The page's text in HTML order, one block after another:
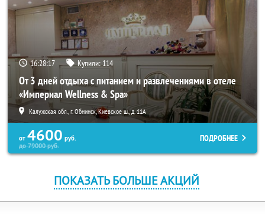
16:28:17 Купили:114
От 3 дней отдыха с питанием и развлечениями в отеле
«Империал Wellness & Spa»
Калужская обл., г. Обнинск, Киевское ш., д. 11А
от 4600 руб.
до79000руб.
ПОДРОБНЕЕ
ПОКАЗАТЬ БОЛЬШЕ АКЦИЙ